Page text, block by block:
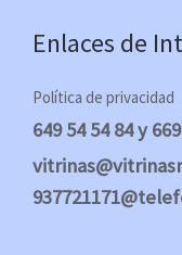
Enlaces de
Política de privacidad
649 54 54 84 y